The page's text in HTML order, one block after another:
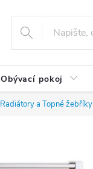
Obývací pokoj
Radiátory a Topné žebříky